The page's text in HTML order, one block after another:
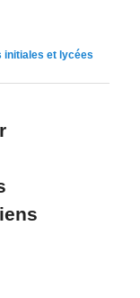
initiales et lycées